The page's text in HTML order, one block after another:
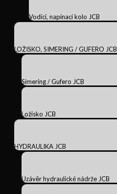
Vodící, napínací kolo JCB
LOŽISKO, SIMERING / GUFERO JCB
Simering / Gufero JCB
Ložisko JCB
HYDRAULIKA JCB
Uzávěr hydraulické nádrže JCB